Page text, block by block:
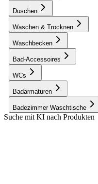
Duschen
Waschen & Trocknen
Waschbecken
Bad-Accessoires
WCs
Badarmaturen
Badezimmer Waschtische
Suche mit KI nach Produkten